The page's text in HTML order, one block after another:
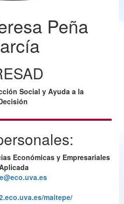
Peña
Social y Ayuda a la
Económicas y Empresariales
maitepe/